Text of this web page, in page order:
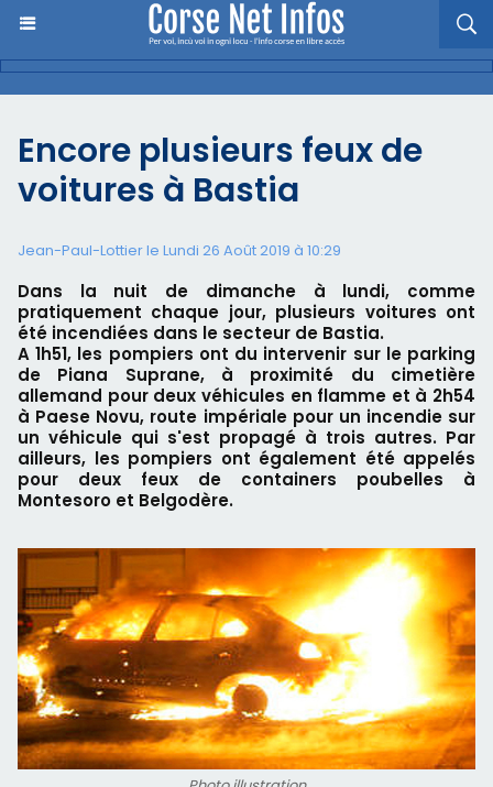
Encore plusieurs feux de
voitures à Bastia
Jean-Paul-Lottier le Lundi 26 Août 2019 à 10:29
Dans la nuit de dimanche à lundi, comme
pratiquement chaque jour, plusieurs voitures ont
été incendiées dans le secteur de Bastia.
A 1h51, les pompiers ont du intervenir sur le parking
de Piana Suprane, à proximité du cimetière
allemand pour deux véhicules en flamme et à 2h54
à Paese Novu, route impériale pour un incendie sur
un véhicule qui s'est propagé à trois autres. Par
ailleurs, les pompiers ont également été appelés
pour deux feux de containers poubelles à
Montesoro et Belgodère.